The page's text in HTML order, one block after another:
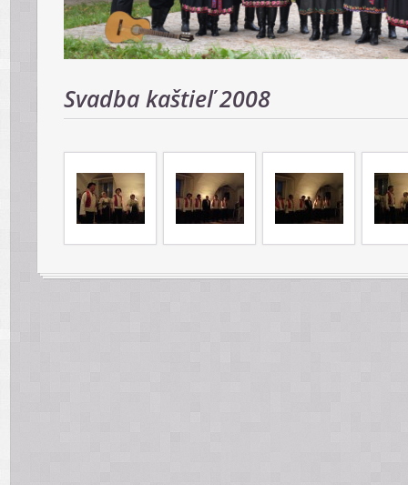
Svadba kaštieľ 2008